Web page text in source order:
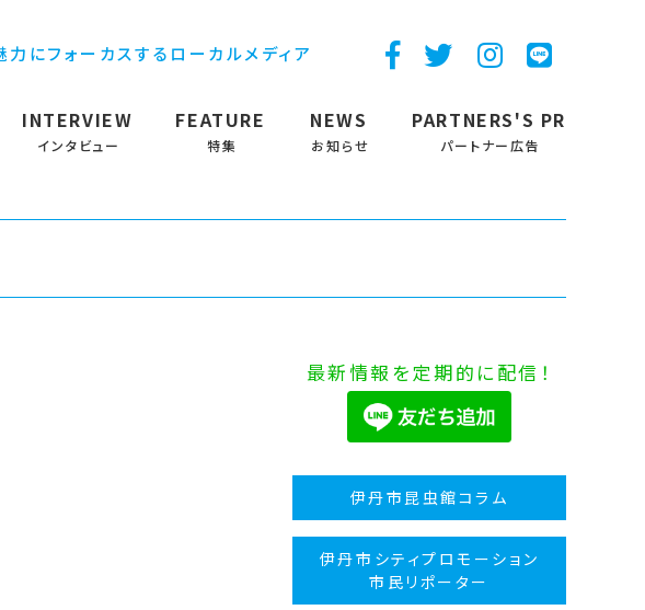
力にフォーカスするローカルメディア
INTERVIEW
インタビュー
FEATURE
特集
NEWS
お知らせ
PARTNERS'S PR
パートナー広告
最新情報を定期的に配信！
伊丹市昆虫館コラム
伊丹市シティプロモーション
市民リポーター